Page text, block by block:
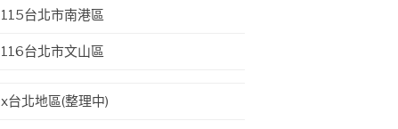
115台北市南港區
116台北市文山區
x台北地區(整理中)